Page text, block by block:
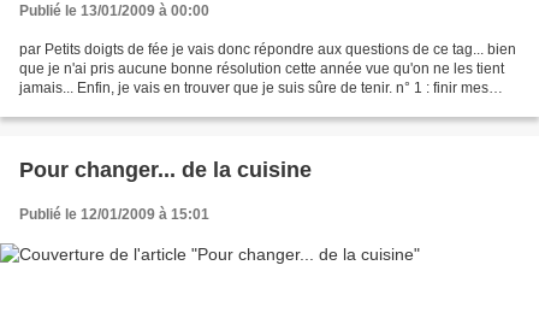
Publié le 13/01/2009 à 00:00
par Petits doigts de fée je vais donc répondre aux questions de ce tag... bien
que je n'ai pris aucune bonne résolution cette année vue qu'on ne les tient
jamais... Enfin, je vais en trouver que je suis sûre de tenir. n° 1 : finir mes
Pour changer... de la cuisine
Publié le 12/01/2009 à 15:01